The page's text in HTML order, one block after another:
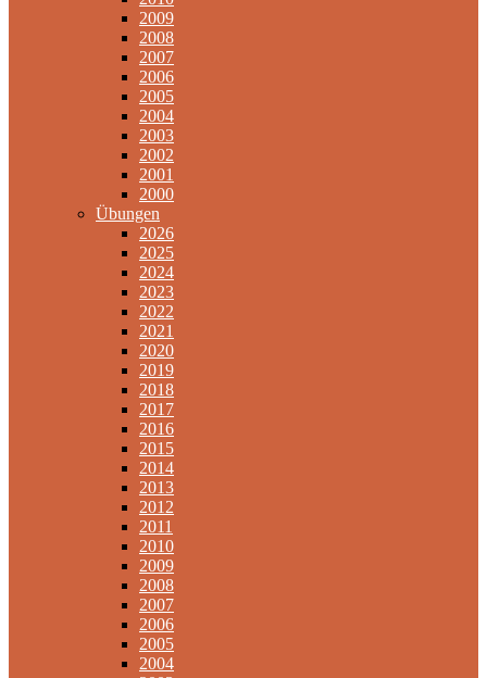
2009
2008
2007
2006
2005
2004
2003
2002
2001
2000
Übungen
2026
2025
2024
2023
2022
2021
2020
2019
2018
2017
2016
2015
2014
2013
2012
2011
2010
2009
2008
2007
2006
2005
2004